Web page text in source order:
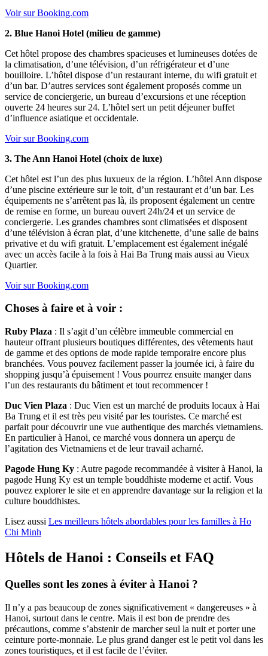
Voir sur Booking.com
2. Blue Hanoi Hotel (milieu de gamme)
Cet hôtel propose des chambres spacieuses et lumineuses dotées de
la climatisation, d’une télévision, d’un réfrigérateur et d’une
bouilloire. L’hôtel dispose d’un restaurant interne, du wifi gratuit et
d’un bar. D’autres services sont également proposés comme un
service de conciergerie, un bureau d’excursions et une réception
ouverte 24 heures sur 24. L’hôtel sert un petit déjeuner buffet
d’influence asiatique et occidentale.
Voir sur Booking.com
3. The Ann Hanoi Hotel (choix de luxe)
Cet hôtel est l’un des plus luxueux de la région. L’hôtel Ann dispose
d’une piscine extérieure sur le toit, d’un restaurant et d’un bar. Les
équipements ne s’arrêtent pas là, ils proposent également un centre
de remise en forme, un bureau ouvert 24h/24 et un service de
conciergerie. Les grandes chambres sont climatisées et disposent
d’une télévision à écran plat, d’une kitchenette, d’une salle de bains
privative et du wifi gratuit. L’emplacement est également inégalé
avec un accès facile à la fois à Hai Ba Trung mais aussi au Vieux
Quartier.
Voir sur Booking.com
Choses à faire et à voir :
Ruby Plaza : Il s’agit d’un célèbre immeuble commercial en
hauteur offrant plusieurs boutiques différentes, des vêtements haut
de gamme et des options de mode rapide temporaire encore plus
branchées. Vous pouvez facilement passer la journée ici, à faire du
shopping jusqu’à épuisement ! Vous pourrez ensuite manger dans
l’un des restaurants du bâtiment et tout recommencer !
Duc Vien Plaza : Duc Vien est un marché de produits locaux à Hai
Ba Trung et il est très peu visité par les touristes. Ce marché est
parfait pour découvrir une vue authentique des marchés vietnamiens.
En particulier à Hanoi, ce marché vous donnera un aperçu de
l’agitation des Vietnamiens et de leur travail acharné.
Pagode Hung Ky : Autre pagode recommandée à visiter à Hanoi, la
pagode Hung Ky est un temple bouddhiste moderne et actif. Vous
pouvez explorer le site et en apprendre davantage sur la religion et la
culture bouddhistes.
Lisez aussi Les meilleurs hôtels abordables pour les familles à Ho
Chi Minh
Hôtels de Hanoi : Conseils et FAQ
Quelles sont les zones à éviter à Hanoi ?
Il n’y a pas beaucoup de zones significativement « dangereuses » à
Hanoi, surtout dans le centre. Mais il est bon de prendre des
précautions, comme s’abstenir de marcher seul la nuit et porter une
ceinture porte-monnaie. Le plus grand danger est le petit vol dans les
zones touristiques, et il est facile de l’éviter.